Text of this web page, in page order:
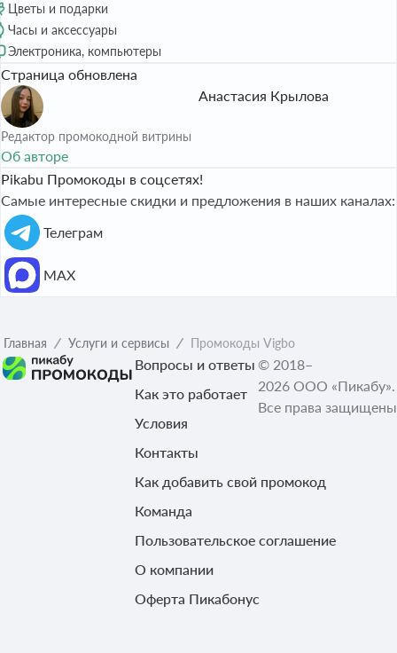
Цветы и подарки
Часы и аксессуары
Электроника, компьютеры
Страница обновлена
Анастасия Крылова
Редактор промокодной витрины
Об авторе
Pikabu Промокоды в соцсетях!
Самые интересные скидки и предложения в наших каналах:
Телеграм
МАХ
Главная Услуги и сервисы Промокоды Vigbo
Вопросы и ответы
Как это работает
Условия
Контакты
Как добавить свой промокод
Команда
Пользовательское соглашение
О компании
Оферта Пикабонус
© 2018–
2026 ООО «Пикабу».
Все права защищены